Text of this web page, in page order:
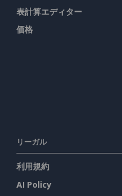
表計算エディター
価格
リーガル
利用規約
AI Policy